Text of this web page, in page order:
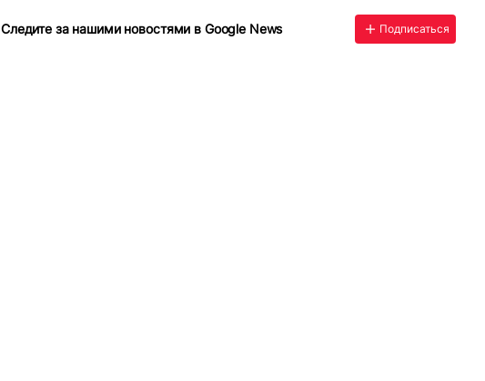
Следите за нашими новостями в Google News Подписаться